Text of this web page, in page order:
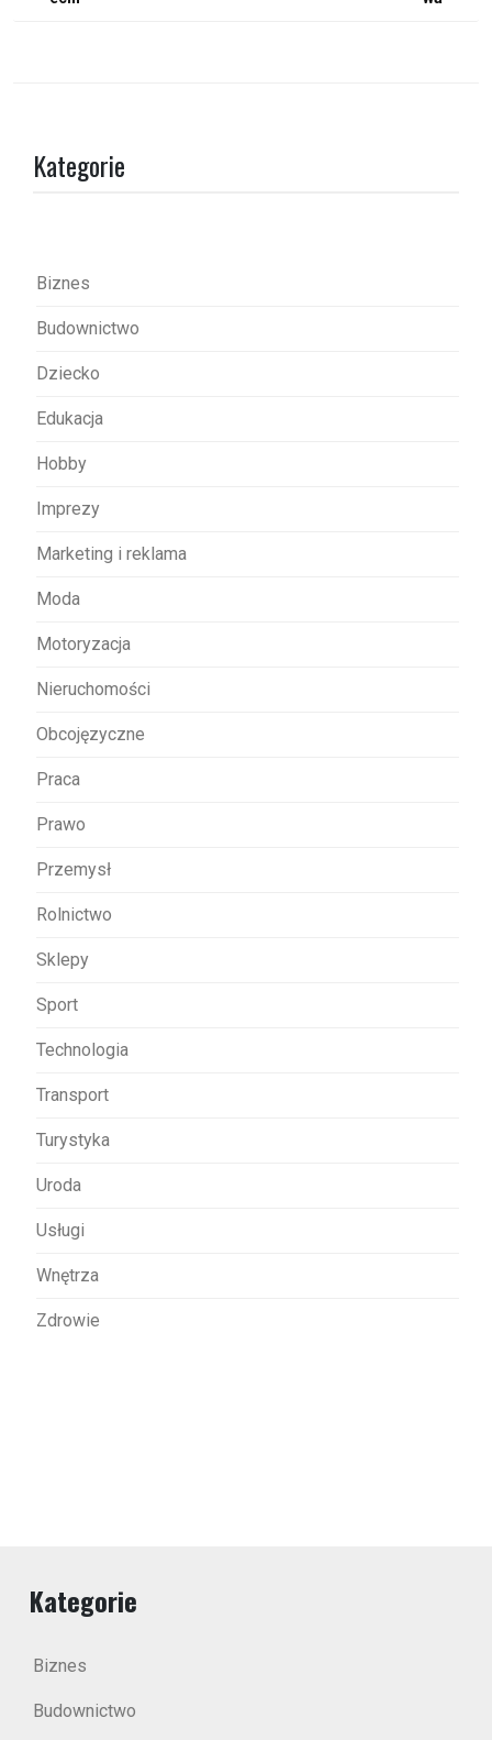
Kategorie
Biznes
Budownictwo
Dziecko
Edukacja
Hobby
Imprezy
Marketing i reklama
Moda
Motoryzacja
Nieruchomości
Obcojęzyczne
Praca
Prawo
Przemysł
Rolnictwo
Sklepy
Sport
Technologia
Transport
Turystyka
Uroda
Usługi
Wnętrza
Zdrowie
Kategorie
Biznes
Budownictwo